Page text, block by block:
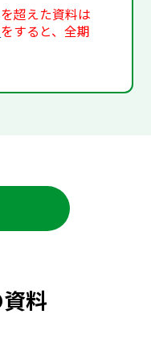
超えた資料は
をすると、全期
料